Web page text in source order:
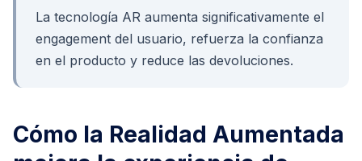
La tecnología AR aumenta significativamente el
engagement del usuario, refuerza la confianza
en el producto y reduce las devoluciones.
Cómo la Realidad Aumentada